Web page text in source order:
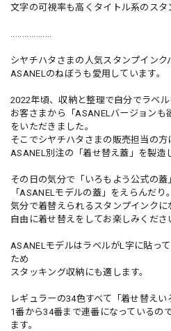
文字の可視率も高くタイトル系のスタ
シヤチハタさまの人気スタンプインク
ASANELのねぼうも愛用しています。
2022年頃、収納と整理で自分でラベル
お客さまから「ASANELバージョンも
をいただきました。
そこでシヤチハタさまの販売担当の方
ASANEL別注の「着せ替え蓋」を製造
その日の気分で「いろもよう公式の蓋
「ASANELモデルの蓋」をえらんだり。
気分で着替えられるスタンプインクに
自由に着せ替えをしてお楽しみくださ
ASANELモデルはラベルがL字に貼っ
ため
スタッキング収納にも適します。
レギュラーの34色すべて「着せ替えい
1番から34番まで連番になっているの
ます。